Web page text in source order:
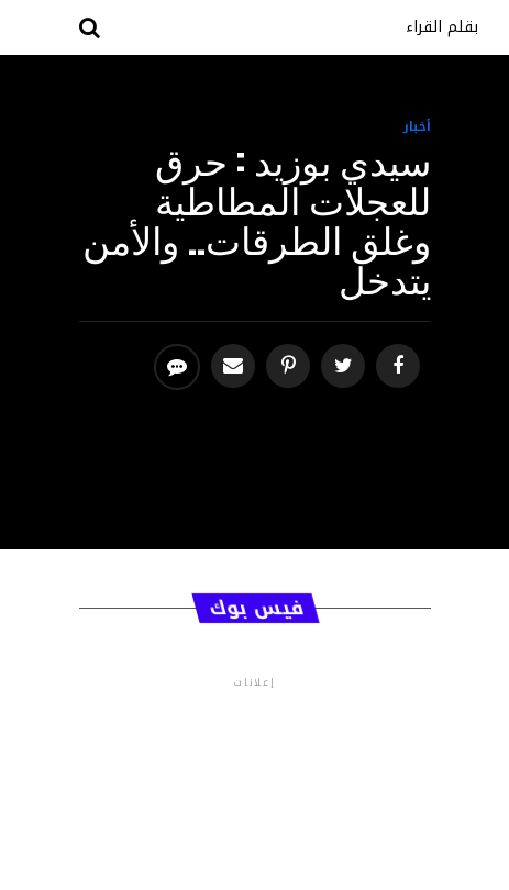
بقلم القراء
أخبار
سيدي بوزيد : حرق
للعجلات المطاطية
وغلق الطرقات.. والأمن
يتدخل
فيس بوك
إعلانات